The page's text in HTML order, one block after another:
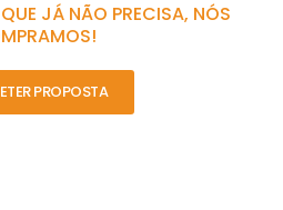
JÁ NÃO PRECISA, NÓS
PROPOSTA